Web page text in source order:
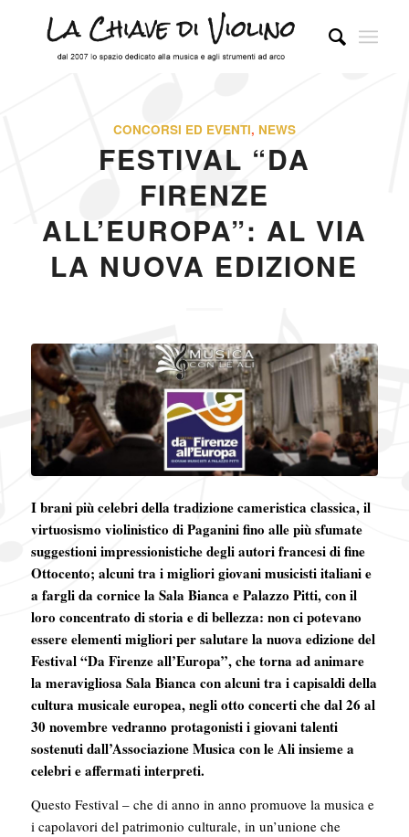
CONCORSI ED EVENTI, NEWS
FESTIVAL “DA
FIRENZE
ALL’EUROPA”: AL VIA
LA NUOVA EDIZIONE
I brani più celebri della tradizione cameristica classica, il
virtuosismo violinistico di Paganini fino alle più sfumate
suggestioni impressionistiche degli autori francesi di fine
Ottocento; alcuni tra i migliori giovani musicisti italiani e
a fargli da cornice la Sala Bianca e Palazzo Pitti, con il
loro concentrato di storia e di bellezza: non ci potevano
essere elementi migliori per salutare la nuova edizione del
Festival “Da Firenze all’Europa”, che torna ad animare
la meravigliosa Sala Bianca con alcuni tra i capisaldi della
cultura musicale europea, negli otto concerti che dal 26 al
30 novembre vedranno protagonisti i giovani talenti
sostenuti dall’Associazione Musica con le Ali insieme a
celebri e affermati interpreti.
Questo Festival – che di anno in anno promuove la musica e
i capolavori del patrimonio culturale, in un’unione che